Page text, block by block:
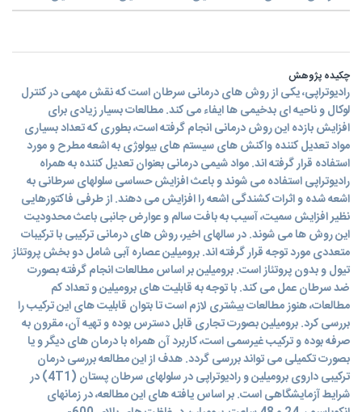
چکیده پژوهش
رادیوتراپی، یکی از روش های درمانی سرطان است که نقش مهمی در کنترل
لوکال و ناحیه ای بدخیمی ها ایفاء می کند. مطالعات بسیار زیادی برای
افزایش بازده این روش درمانی انجام گرفته است، بطوری که تعداد بسیاری
مواد تعدیل کننده واکنش های سیستم های بیولوژی به اشعه مطرح و مورد
استفاده قرار گرفته اند. مواد شیمی درمانی بعنوان تعدیل کننده به همراه
رادیوتراپی استفاده می شوند و باعث افزایش حساسی سلولهای سرطانی به
اشعه شده و اثرات کشندگی اشعه را افزایش می دهند. از طرفی فاکتورهایی
نظیر افزایش سمیت، آسیب به بافت سالم و عوارض جانبی باعث محدودیت
این روش ها می شوند. در سالهای اخیر، روش های درمانی ترکیبی با ترکیبات
متعددی مورد توجه قرار گرفته اند. برومیلین عصاره آبی شامل دو بخش پروتئاز
تیول و بدون پروتئاز است. برومیلین بر اساس مطالعات انجام گرفته بصورت
ضد سرطان عمل می کند. با توجه به قابلیت های برومیلین و تعداد کم
مطالعات، هنوز مطالعات بیشتری لازم است تا بتوان قابلیت های این ترکیب را
بررسی کرد. برومیلین بصورت تجاری قابل دسترس بوده و تهیه آن، مقرون به
صرفه بوده و ترکیب غیرسمی است، کاربرد آن همراه با درمان های دیگر و یا
بصورت تکمیلی می تواند بررسی گردد. هدف از این مطالعه بررسی درمان
ترکیبی داروی برومیلین و رادیوتراپی در سلولهای سرطان پستان (4T1) در
شرایط آزمایشگاهی است. بر اساس یافته های این مطالعه، در زمانهای